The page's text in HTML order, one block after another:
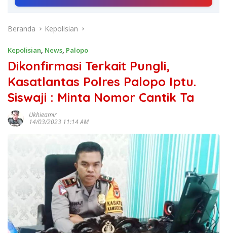
Beranda Kepolisian
Kepolisian, News, Palopo
Dikonfirmasi Terkait Pungli,
Kasatlantas Polres Palopo Iptu.
Siswaji : Minta Nomor Cantik Ta
Ukhieamir
14/03/2023 11:14 AM